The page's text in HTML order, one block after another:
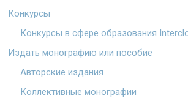
Конкурсы
Конкурсы в сфере образования
Издать монографию или пособие
Авторские издания
Коллективные монографии